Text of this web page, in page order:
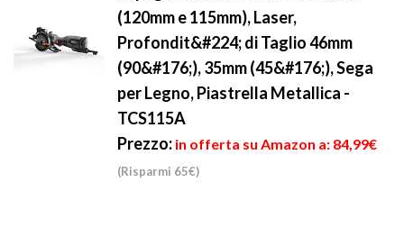
(120mm e 115mm), Laser,
Profondit&#224; di Taglio 46mm
(90&#176;), 35mm (45&#176;), Sega
per Legno, Piastrella Metallica -
TCS115A
Prezzo: in offerta su Amazon a: 84,99€
(Risparmi 65€)